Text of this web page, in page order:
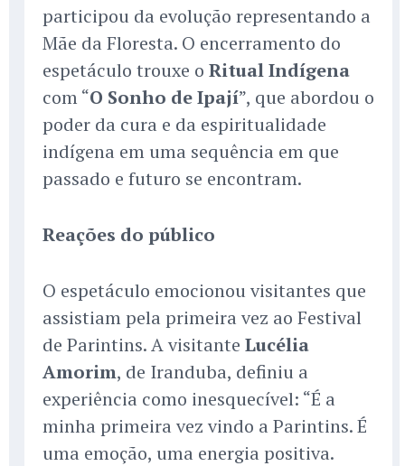
participou da evolução representando a
Mãe da Floresta. O encerramento do
espetáculo trouxe o Ritual Indígena
com “O Sonho de Ipají”, que abordou o
poder da cura e da espiritualidade
indígena em uma sequência em que
passado e futuro se encontram.
Reações do público
O espetáculo emocionou visitantes que
assistiam pela primeira vez ao Festival
de Parintins. A visitante Lucélia
Amorim, de Iranduba, definiu a
experiência como inesquecível: “É a
minha primeira vez vindo a Parintins. É
uma emoção, uma energia positiva.